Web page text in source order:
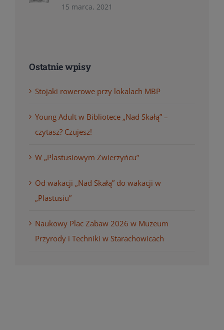
15 marca, 2021
Ostatnie wpisy
Stojaki rowerowe przy lokalach MBP
Young Adult w Bibliotece „Nad Skałą” –
czytasz? Czujesz!
W „Plastusiowym Zwierzyńcu”
Od wakacji „Nad Skałą” do wakacji w
„Plastusiu”
Naukowy Plac Zabaw 2026 w Muzeum
Przyrody i Techniki w Starachowicach